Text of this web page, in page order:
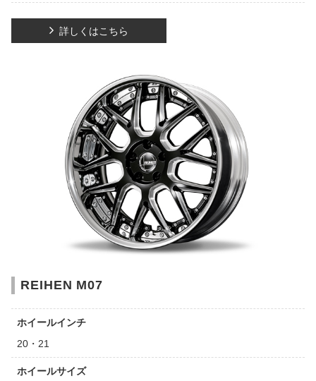
詳しくはこちら
REIHEN M07
ホイールインチ
20・21
ホイールサイズ